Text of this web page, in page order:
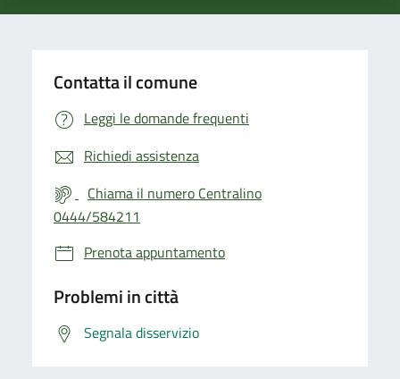
Contatta il comune
Leggi le domande frequenti
Richiedi assistenza
Chiama il numero Centralino
0444/584211
Prenota appuntamento
Problemi in città
Segnala disservizio